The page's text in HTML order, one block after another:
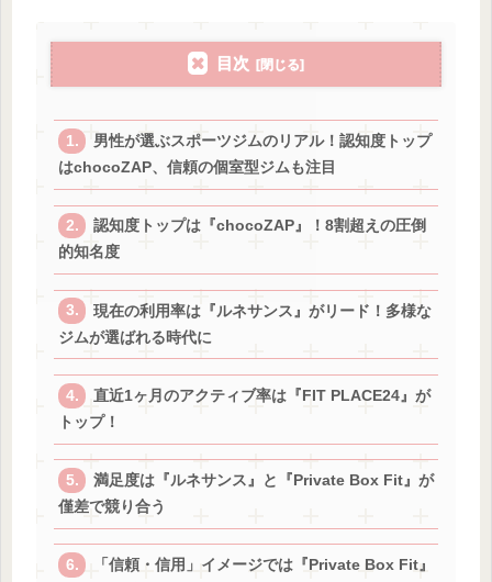
目次
男性が選ぶスポーツジムのリアル！認知度トップ
はchocoZAP、信頼の個室型ジムも注目
認知度トップは『chocoZAP』！8割超えの圧倒
的知名度
現在の利用率は『ルネサンス』がリード！多様な
ジムが選ばれる時代に
直近1ヶ月のアクティブ率は『FIT PLACE24』が
トップ！
満足度は『ルネサンス』と『Private Box Fit』が
僅差で競り合う
「信頼・信用」イメージでは『Private Box Fit』